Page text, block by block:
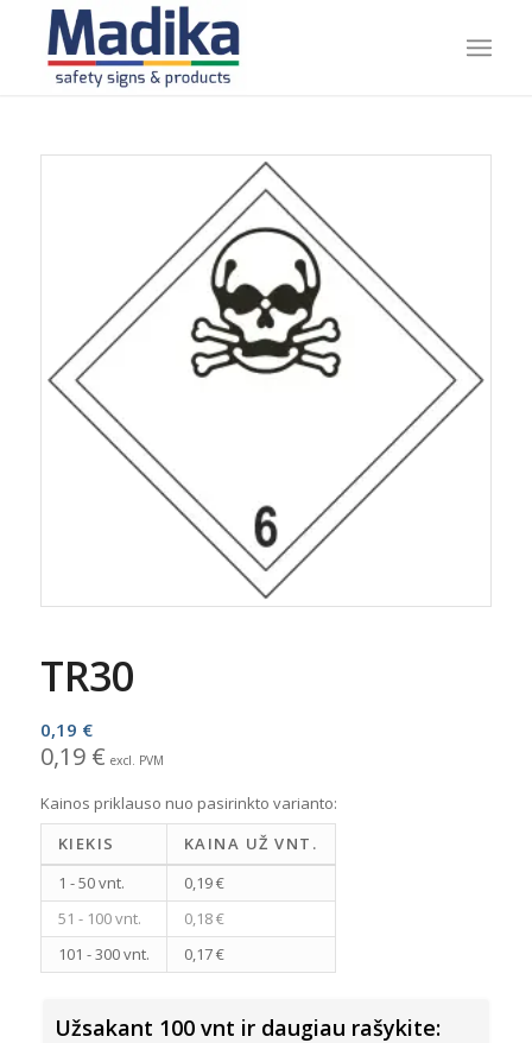
TR30
0,19 €
0,19 € excl. PVM
Kainos priklauso nuo pasirinkto varianto:
KIEKIS
KAINA UŽ VNT.
1 - 50 vnt.
0,19 €
51 - 100 vnt.
0,18 €
101 - 300 vnt.
0,17 €
Užsakant 100 vnt ir daugiau rašykite: